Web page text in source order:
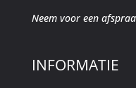
Neem voor een
INFORMATIE